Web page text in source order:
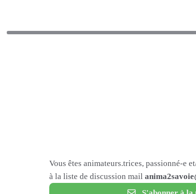
Vous êtes animateurs.trices, passionné-e
à la liste de discussion mail